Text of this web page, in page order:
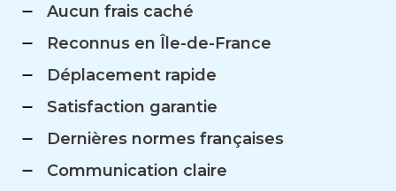
Aucun frais caché
Reconnus en Île-de-France
Déplacement rapide
Satisfaction garantie
Dernières normes françaises
Communication claire